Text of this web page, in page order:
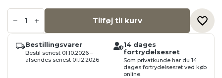
Rødt
snefnug
bioprint
30cm
antal
Tilføj til kurv
Bestillingsvarer
Bestil senest 01.10.2026 –
afsendes senest 01.12.2026
14 dages
fortrydelsesret
Som privatkunde har du 14
dages fortrydelsesret ved køb
online.